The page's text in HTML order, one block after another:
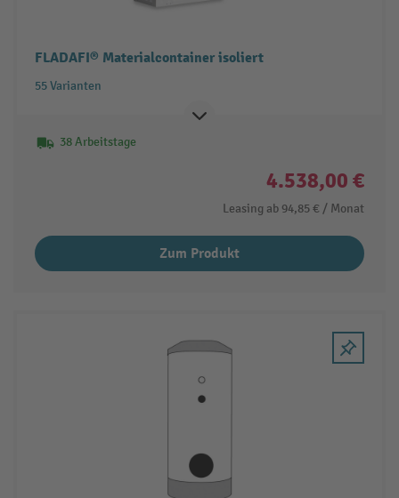
FLADAFI® Materialcontainer isoliert
55 Varianten
38 Arbeitstage
4.538,00 €
Leasing ab 94,85 € / Monat
Zum Produkt